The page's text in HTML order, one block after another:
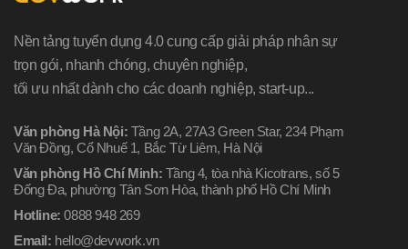
Nền tảng tuyển dụng 4.0 cung cấp giải pháp nhân sự
trọn gói, nhanh chóng, chuyên nghiệp,
tối ưu nhất dành cho các doanh nghiệp, start-up...
Văn phòng Hà Nội: Tầng 2A, 27A3 Green Star, 234 Phạm
Văn Đồng, Cổ Nhuế 1, Bắc Từ Liêm, Hà Nội
Văn phòng Hồ Chí Minh: Tầng 4, tòa nhà Kicotrans, số 5
Đống Đa, phường Tân Sơn Hòa, thành phố Hồ Chí Minh
Hotline: 0888 948 269
Email: hello@devwork.vn